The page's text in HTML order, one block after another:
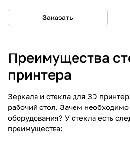
Заказать
Преимущества
принтера
Зеркала и стекла для 3D
рабочий стол. Зачем
оборудования? У стекла есть
преимущества: